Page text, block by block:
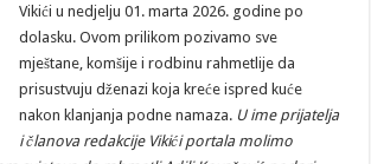
Vikići u nedjelju 01. marta 2026. godine po
dolasku. Ovom prilikom pozivamo sve
mještane, komšije i rodbinu rahmetlije da
prisustvuju dženazi koja kreće ispred kuće
nakon klanjanja podne namaza. U ime prijatelja
i članova redakcije Vikići portala molimo